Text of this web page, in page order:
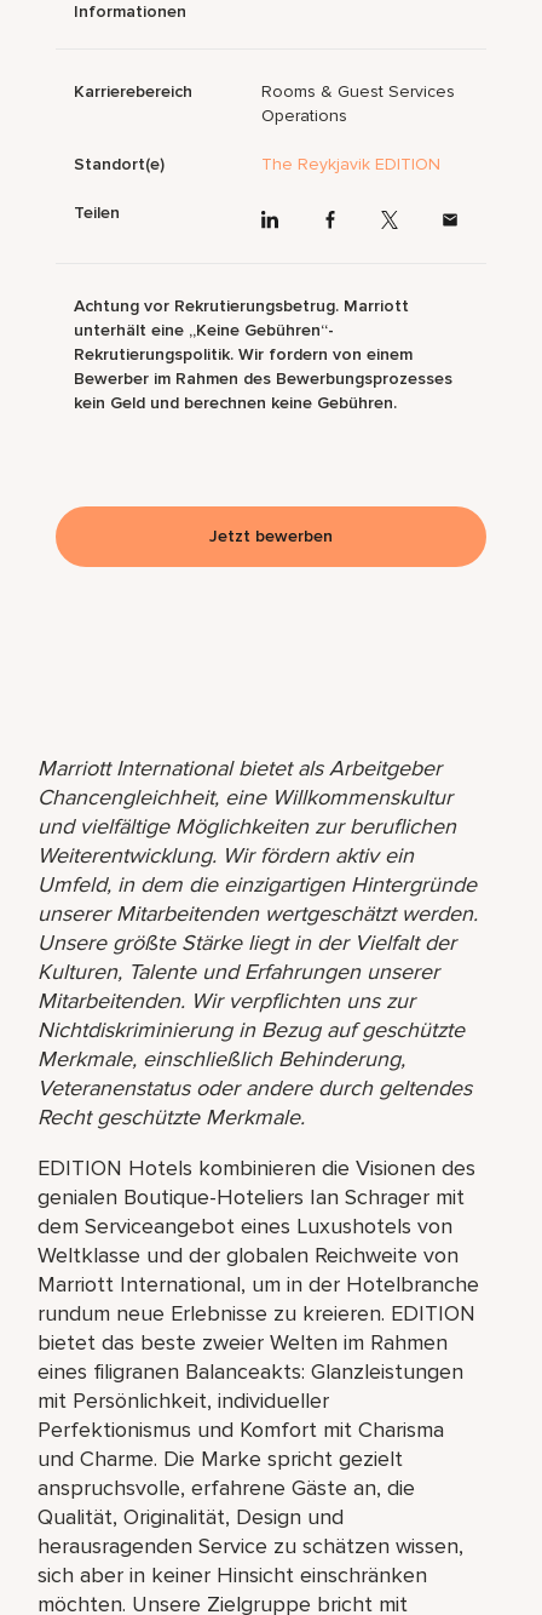
Marriott International bietet als Arbeitgeber
Chancengleichheit, eine Willkommenskultur
und vielfältige Möglichkeiten zur beruflichen
Weiterentwicklung. Wir fördern aktiv ein
Umfeld, in dem die einzigartigen Hintergründe
unserer Mitarbeitenden wertgeschätzt werden.
Unsere größte Stärke liegt in der Vielfalt der
Kulturen, Talente und Erfahrungen unserer
Mitarbeitenden. Wir verpflichten uns zur
Nichtdiskriminierung in Bezug auf geschützte
Merkmale, einschließlich Behinderung,
Veteranenstatus oder andere durch geltendes
Recht geschützte Merkmale.
EDITION Hotels kombinieren die Visionen des
genialen Boutique-Hoteliers Ian Schrager mit
dem Serviceangebot eines Luxushotels von
Weltklasse und der globalen Reichweite von
Marriott International, um in der Hotelbranche
rundum neue Erlebnisse zu kreieren. EDITION
bietet das beste zweier Welten im Rahmen
eines filigranen Balanceakts: Glanzleistungen
mit Persönlichkeit, individueller
Perfektionismus und Komfort mit Charisma
und Charme. Die Marke spricht gezielt
anspruchsvolle, erfahrene Gäste an, die
Qualität, Originalität, Design und
herausragenden Service zu schätzen wissen,
sich aber in keiner Hinsicht einschränken
möchten. Unsere Zielgruppe bricht mit
Informationen
Karrierebereich
Rooms & Guest Services
Operations
Standort(e) The Reykjavik EDITION
Teilen
Achtung vor Rekrutierungsbetrug. Marriott
unterhält eine „Keine Gebühren“-
Rekrutierungspolitik. Wir fordern von einem
Bewerber im Rahmen des Bewerbungsprozesses
kein Geld und berechnen keine Gebühren.
Jetzt bewerben